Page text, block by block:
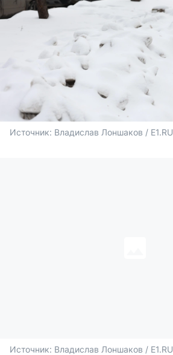
Источник: Владислав Лоншаков / E1.RU
Источник: Владислав Лоншаков / E1.RU